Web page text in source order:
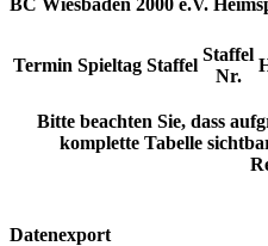
BC Wiesbaden 2000 e.V.
Termin Spieltag Staffel
Staffel
Nr.
Bitte beachten Sie, dass
komplette Tabelle
Datenexport